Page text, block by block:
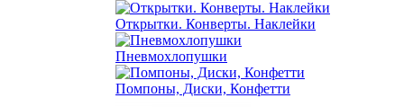
Открытки. Конверты. Наклейки
Пневмохлопушки
Помпоны, Диски, Конфетти